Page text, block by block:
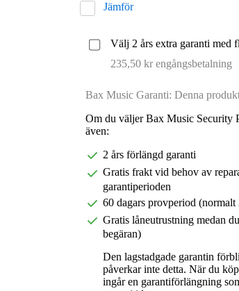
Jämför
Välj 2 års extra garanti med
235,50 kr engångsbetalning
Bax Music Garanti: Denna
Om du väljer Bax Music Security
även:
2 års förlängd garanti
Gratis frakt vid behov av
garantiperioden
60 dagars provperiod (normalt
Gratis låneutrustning medan
begäran)
Den lagstadgade garantin
påverkar inte detta. När du
ingår en garantiförlängning